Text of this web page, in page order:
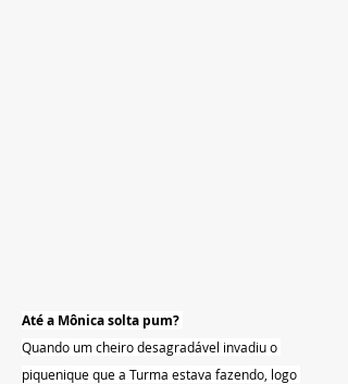
Até a Mônica solta pum?
Quando um cheiro desagradável invadiu o
piquenique que a Turma estava fazendo, logo